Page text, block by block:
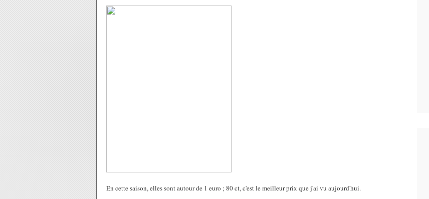
En cette saison, elles sont autour de 1 euro ; 80 ct, c'est le meilleur prix que j'ai vu aujourd'hui.